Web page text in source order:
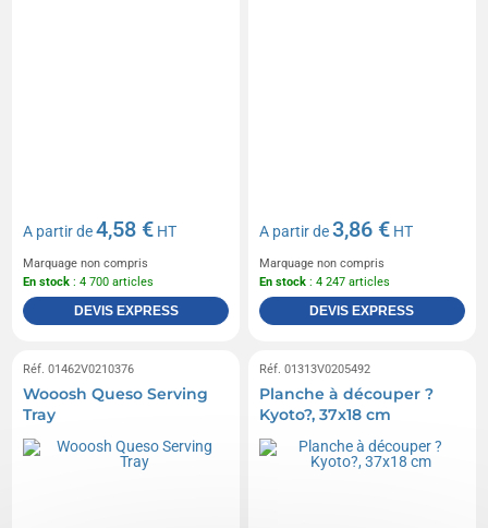
A partir de4,58 € HT
Marquage non compris
En stock : 4 700 articles
DEVIS EXPRESS
A partir de3,86 € HT
Marquage non compris
En stock : 4 247 articles
DEVIS EXPRESS
Réf. 01462V0210376
Wooosh Queso Serving
Tray
Réf. 01313V0205492
Planche à découper ?
Kyoto?, 37x18 cm